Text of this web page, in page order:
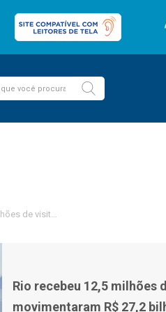
de visitantes em 2025, que
Rio recebeu 12,5 milhões
movimentaram R$ 27,2